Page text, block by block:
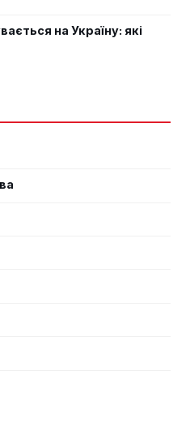
на Україну: які